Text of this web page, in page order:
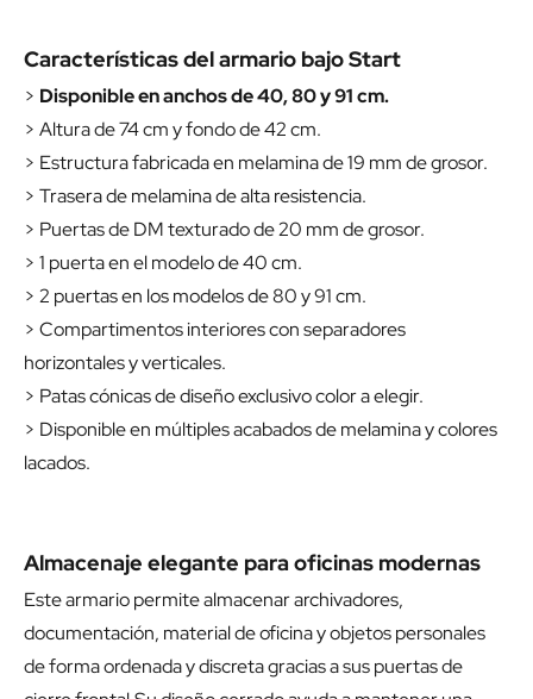
Características del armario bajo Start
> Disponible en anchos de 40, 80 y 91 cm.
> Altura de 74 cm y fondo de 42 cm.
> Estructura fabricada en melamina de 19 mm de grosor.
> Trasera de melamina de alta resistencia.
> Puertas de DM texturado de 20 mm de grosor.
> 1 puerta en el modelo de 40 cm.
> 2 puertas en los modelos de 80 y 91 cm.
> Compartimentos interiores con separadores
horizontales y verticales.
> Patas cónicas de diseño exclusivo color a elegir.
> Disponible en múltiples acabados de melamina y colores
lacados.
Almacenaje elegante para oficinas modernas
Este armario permite almacenar archivadores,
documentación, material de oficina y objetos personales
de forma ordenada y discreta gracias a sus puertas de